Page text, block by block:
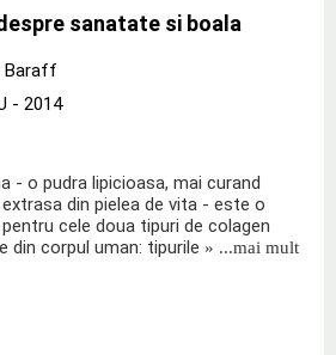
sanatate si boala
Baraff
- 2014
- o pudra lipicioasa, mai curand
din pielea de vita - este o
cele doua tipuri de colagen
din corpul uman: tipurile » ...mai mult